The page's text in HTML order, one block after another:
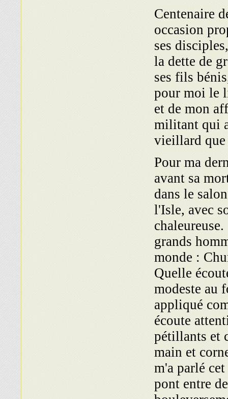
Centenaire
occasion
ses
la dette de
ses fils
pour moi le
et de mon
militant qui
vieillard
Pour ma
avant sa
dans le
l'Isle, avec
grands
monde :
Quelle
modeste au
appliqué
écoute
pétillants et
main et
m'a parlé
pont entre